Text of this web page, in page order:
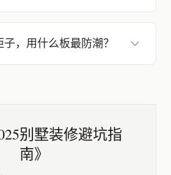
，用什么板最防潮？
别墅装修避坑指
南》